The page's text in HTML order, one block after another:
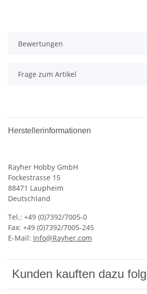
Bewertungen
Frage zum Artikel
Herstellerinformationen
Rayher Hobby GmbH
Fockestrasse 15
88471 Laupheim
Deutschland
Tel.: +49 (0)7392/7005-0
Fax: +49 (0)7392/7005-245
E-Mail: Info@Rayher.com
Kunden kauften dazu